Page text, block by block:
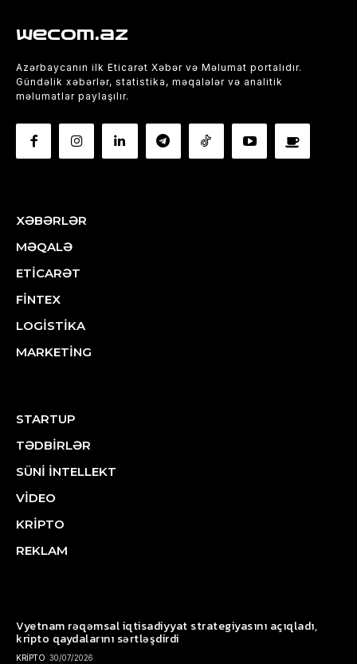
wecom.az
Azərbaycanın ilk Eticarət Xəbər və Məlumat portalıdır.
Gündəlik xəbərlər, statistika, məqalələr və analitik
məlumatlar paylaşılır.
XƏBƏRLƏR
MƏQALƏ
ETİCARƏT
FİNTEX
LOGİSTİKA
MARKETİNG
STARTUP
TƏDBİRLƏR
SÜNİ İNTELLEKT
VİDEO
KRİPTO
REKLAM
Vyetnam rəqəmsal iqtisadiyyat strategiyasını açıqladı,
kripto qaydalarını sərtləşdirdi
KRİPTO 30/07/2026